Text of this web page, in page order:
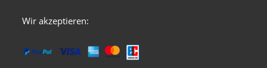
Wir akzeptieren: